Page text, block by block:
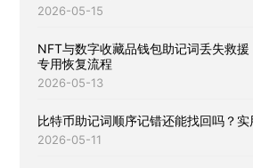
2026-05-15
NFT与数字收藏品钱包助记词丢失救
专用恢复流程
2026-05-13
比特币助记词顺序记错还能找回吗？
2026-05-11